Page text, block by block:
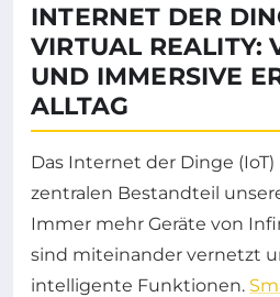
INTERNET DER
VIRTUAL REALITY:
UND IMMERSIVE
ALLTAG
Das Internet der Dinge
zentralen Bestandteil
Immer mehr Geräte von
sind miteinander vernetzt
intelligente Funktionen.